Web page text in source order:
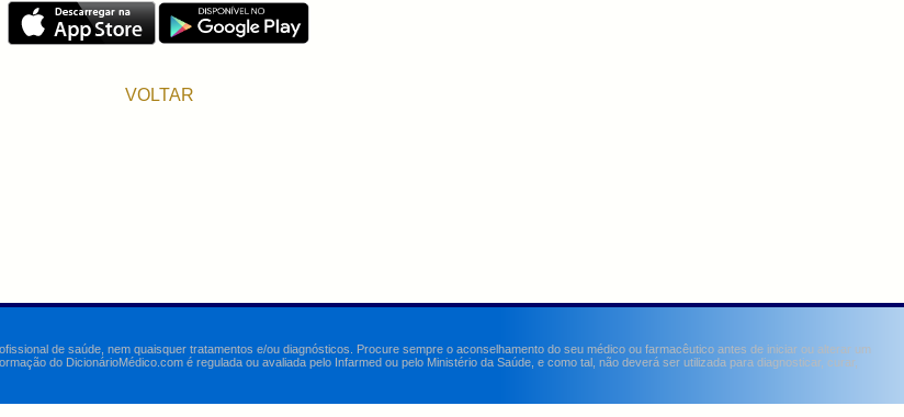
VOLTAR
de saúde, nem quaisquer tratamentos e/ou diagnósticos. Procure sempre o aconselhamento do seu médico ou farmacêutico antes de iniciar ou alterar um
do DicionárioMédico.com é regulada ou avaliada pelo Infarmed ou pelo Ministério da Saúde, e como tal, não deverá ser utilizada para diagnosticar, curar,